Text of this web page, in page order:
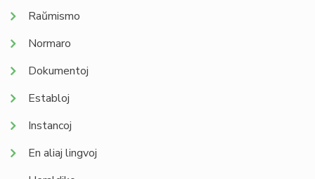
Raŭmismo
Normaro
Dokumentoj
Establoj
Instancoj
En aliaj lingvoj